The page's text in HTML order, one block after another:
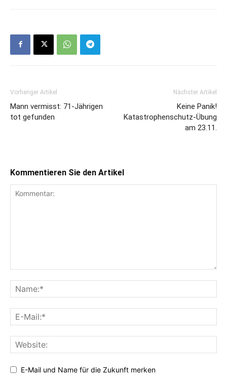
Vorheriger Artikel
Mann vermisst: 71-Jährigen
tot gefunden
Nächster Artikel
Keine Panik!
Katastrophenschutz-Übung
am 23.11.
Kommentieren Sie den Artikel
E-Mail und Name für die Zukunft merken